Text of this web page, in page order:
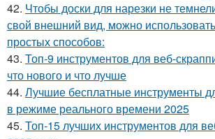
42. Чтобы доски для нарезки не
свой внешний вид, можно
простых способов:
43. Топ-9 инструментов для веб-
что нового и что лучше
44. Лучшие бесплатные инструменты
в режиме реального времени 2025
45. Топ-15 лучших инструментов для